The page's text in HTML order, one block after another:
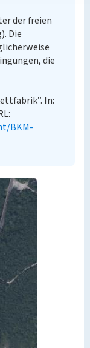
der freien
Die
die
In:
BKM-